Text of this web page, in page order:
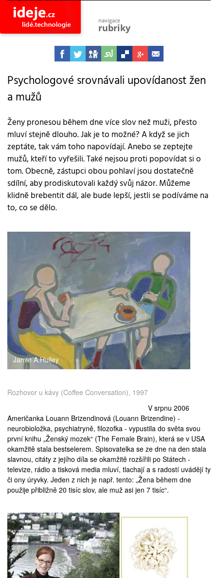
navigace
rubriky
astro
vesmír
projekty
objevy
vynálezy
planeta
přiroda
technologie
tajemství
firmy
Psychologové srovnávali upovídanost žen
a mužů
Ženy pronesou během dne více slov než muži, přesto
mluví stejně dlouho. Jak je to možné? A když se jich
zeptáte, tak vám toho napovídají. Anebo se zeptejte
mužů, kteří to vyřešili. Také nejsou proti popovídat si o
tom. Obecně, zástupci obou pohlaví jsou dostatečně
sdílní, aby prodiskutovali každý svůj názor. Můžeme
klidně brebentit dál, ale bude lepší, jestli se podíváme na
to, co se dělo.
Jamie A.Hulley
Rozhovor u kávy (Coffee Conversation), 1997
V srpnu 2006
Američanka Louann Brizendinová (Louann Brizendine) -
neurobioložka, psychiatryně, filozofka - vypustila do světa svou
první knihu „Ženský mozek“ (The Female Brain), která se v USA
okamžitě stala bestselerem. Spisovatelka se ze dne na den stala
slavnou, citáty z jejího díla se okamžitě rozšířili po Státech -
televize, rádio a tisková media mluví, tlachají a s radostí uvádějí ty
či ony úryvky. Jeden z nich je např. tento: „Žena během dne
použije přibližně 20 tisíc slov, ale muž asi jen 7 tisíc“.